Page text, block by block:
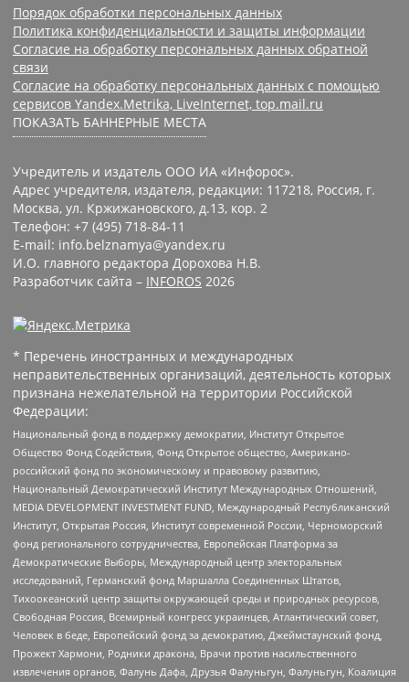
Порядок обработки персональных данных
Политика конфиденциальности и защиты информации
Согласие на обработку персональных данных обратной
связи
Согласие на обработку персональных данных с помощью
сервисов Yandex.Metrika, LiveInternet, top.mail.ru
ПОКАЗАТЬ БАННЕРНЫЕ МЕСТА
Учредитель и издатель ООО ИА «Инфорос».
Адрес учредителя, издателя, редакции: 117218, Россия, г.
Москва, ул. Кржижановского, д.13, кор. 2
Телефон: +7 (495) 718-84-11
E-mail: info.belznamya@yandex.ru
И.О. главного редактора Дорохова Н.В.
Разработчик сайта – INFOROS 2026
* Перечень иностранных и международных
неправительственных организаций, деятельность которых
признана нежелательной на территории Российской
Федерации:
Национальный фонд в поддержку демократии, Институт Открытое
Общество Фонд Содействия, Фонд Открытое общество, Американо-
российский фонд по экономическому и правовому развитию,
Национальный Демократический Институт Международных Отношений,
MEDIA DEVELOPMENT INVESTMENT FUND, Международный Республиканский
Институт, Открытая Россия, Институт современной России, Черноморский
фонд регионального сотрудничества, Европейская Платформа за
Демократические Выборы, Международный центр электоральных
исследований, Германский фонд Маршалла Соединенных Штатов,
Тихоокеанский центр защиты окружающей среды и природных ресурсов,
Свободная Россия, Всемирный конгресс украинцев, Атлантический совет,
Человек в беде, Европейский фонд за демократию, Джеймстаунский фонд,
Прожект Хармони, Родники дракона, Врачи против насильственного
извлечения органов, Фалунь Дафа, Друзья Фалуньгун, Фалуньгун, Коалиция